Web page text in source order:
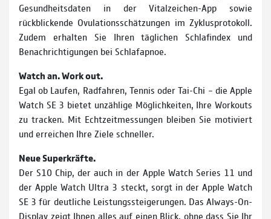
Gesundheitsdaten in der Vitalzeichen-App sowie
rückblickende Ovulationsschätzungen im Zyklusprotokoll.
Zudem erhalten Sie Ihren täglichen Schlafindex und
Benachrichtigungen bei Schlafapnoe.
Watch an. Work out.
Egal ob Laufen, Radfahren, Tennis oder Tai-Chi – die Apple
Watch SE 3 bietet unzählige Möglichkeiten, Ihre Workouts
zu tracken. Mit Echtzeitmessungen bleiben Sie motiviert
und erreichen Ihre Ziele schneller.
Neue Superkräfte.
Der S10 Chip, der auch in der Apple Watch Series 11 und
der Apple Watch Ultra 3 steckt, sorgt in der Apple Watch
SE 3 für deutliche Leistungssteigerungen. Das Always-On-
Display zeigt Ihnen alles auf einen Blick, ohne dass Sie Ihr